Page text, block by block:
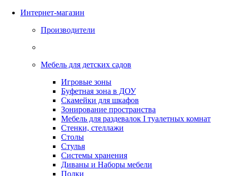
Интернет-магазин
Производители
Мебель для детских садов
Игровые зоны
Буфетная зона в ДОУ
Скамейки для шкафов
Зонирование пространства
Мебель для раздевалок I туалетных комнат
Стенки, стеллажи
Столы
Стулья
Системы хранения
Диваны и Наборы мебели
Полки